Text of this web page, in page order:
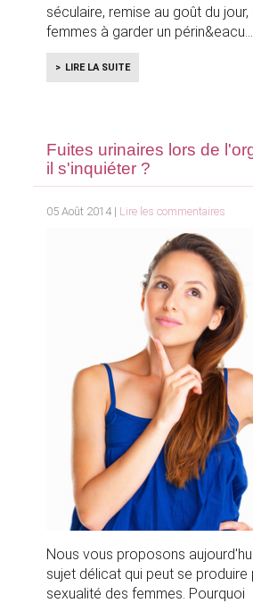
séculaire, remise au goût du jour,
femmes à garder un périn&eacu
LIRE LA SUITE
Fuites urinaires lors de
il s'inquiéter ?
05 Août 2014 | Lire les commentaires
Nous vous proposons
sujet délicat qui peut se produire
sexualité des femmes. Pourquoi